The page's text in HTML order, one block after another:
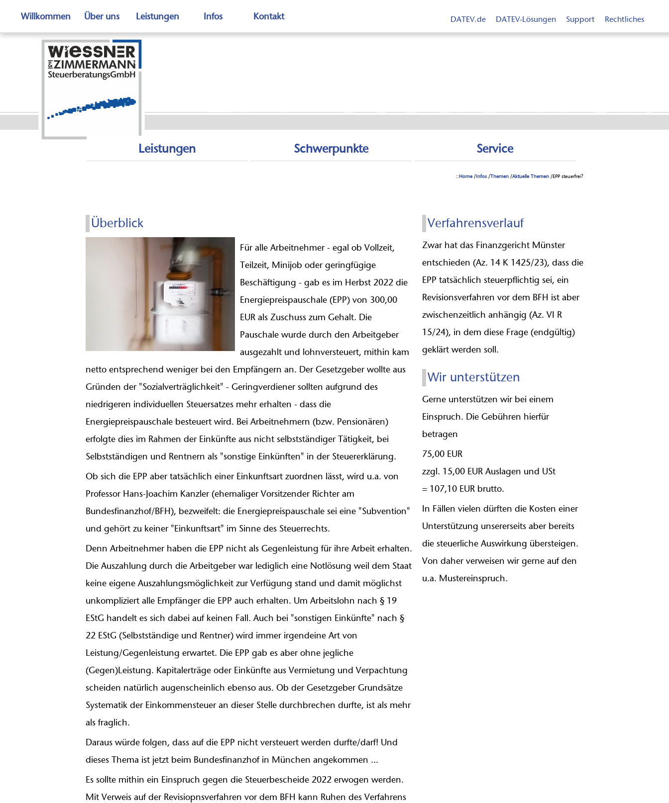
Willkommen Über uns Leistungen Infos Kontakt DATEV.de DATEV-Lösungen Support Rechtliches
Leistungen Schwerpunkte Service
:: Home / Infos /Themen /Aktuelle Themen /EPP steuerfrei?
Überblick
Für alle Arbeitnehmer - egal ob Vollzeit,
Teilzeit, Minijob oder geringfügige
Beschäftigung - gab es im Herbst 2022 die
Energiepreispauschale (EPP) von 300,00
EUR als Zuschuss zum Gehalt. Die
Pauschale wurde durch den Arbeitgeber
ausgezahlt und lohnversteuert, mithin kam
netto entsprechend weniger bei den Empfängern an. Der Gesetzgeber wollte aus
Gründen der "Sozialverträglichkeit" - Geringverdiener sollten aufgrund des
niedrigeren individuellen Steuersatzes mehr erhalten - dass die
Energiepreispauschale besteuert wird. Bei Arbeitnehmern (bzw. Pensionären)
erfolgte dies im Rahmen der Einkünfte aus nicht selbstständiger Tätigkeit, bei
Selbstständigen und Rentnern als "sonstige Einkünften" in der Steuererklärung.
Ob sich die EPP aber tatsächlich einer Einkunftsart zuordnen lässt, wird u.a. von
Professor Hans-Joachim Kanzler (ehemaliger Vorsitzender Richter am
Bundesfinanzhof/BFH), bezweifelt: die Energiepreispauschale sei eine "Subvention"
und gehört zu keiner "Einkunftsart" im Sinne des Steuerrechts.
Denn Arbeitnehmer haben die EPP nicht als Gegenleistung für ihre Arbeit erhalten.
Die Auszahlung durch die Arbeitgeber war lediglich eine Notlösung weil dem Staat
keine eigene Auszahlungsmöglichkeit zur Verfügung stand und damit möglichst
unkompliziert alle Empfänger die EPP auch erhalten. Um Arbeitslohn nach § 19
EStG handelt es sich dabei auf keinen Fall. Auch bei "sonstigen Einkünfte" nach §
22 EStG (Selbstständige und Rentner) wird immer irgendeine Art von
Leistung/Gegenleistung erwartet. Die EPP gab es aber ohne jegliche
(Gegen)Leistung. Kapitalerträge oder Einkünfte aus Vermietung und Verpachtung
scheiden natürlich augenscheinlich ebenso aus. Ob der Gesetzgeber Grundsätze
Systematik der Einkommensteuer an dieser Stelle durchbrechen durfte, ist als mehr
als fraglich.
Daraus würde folgen, dass auf die EPP nicht versteuert werden durfte/darf! Und
dieses Thema ist jetzt beim Bundesfinanzhof in München angekommen ...
Es sollte mithin ein Einspruch gegen die Steuerbescheide 2022 erwogen werden.
Mit Verweis auf der Revisiopnsverfahren vor dem BFH kann Ruhen des Verfahrens
Verfahrensverlauf
Zwar hat das Finanzgericht Münster
entschieden (Az. 14 K 1425/23), dass die
EPP tatsächlich steuerpflichtig sei, ein
Revisionsverfahren vor dem BFH ist aber
zwischenzeitlich anhängig (Az. VI R
15/24), in dem diese Frage (endgültig)
geklärt werden soll.
Wir unterstützen
Gerne unterstützen wir bei einem
Einspruch. Die Gebühren hierfür
betragen
75,00 EUR
zzgl. 15,00 EUR Auslagen und USt
= 107,10 EUR brutto.
In Fällen vielen dürften die Kosten einer
Unterstützung unsererseits aber bereits
die steuerliche Auswirkung übersteigen.
Von daher verweisen wir gerne auf den
u.a. Mustereinspruch.